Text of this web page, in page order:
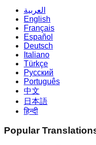
العربية
English
Français
Español
Deutsch
Italiano
Türkçe
Русский
Português
中文
日本語
हिन्दी
Popular